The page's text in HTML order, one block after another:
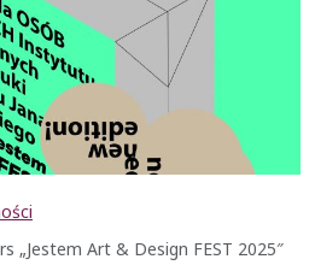
„Jestem Art & Design FEST 2025″